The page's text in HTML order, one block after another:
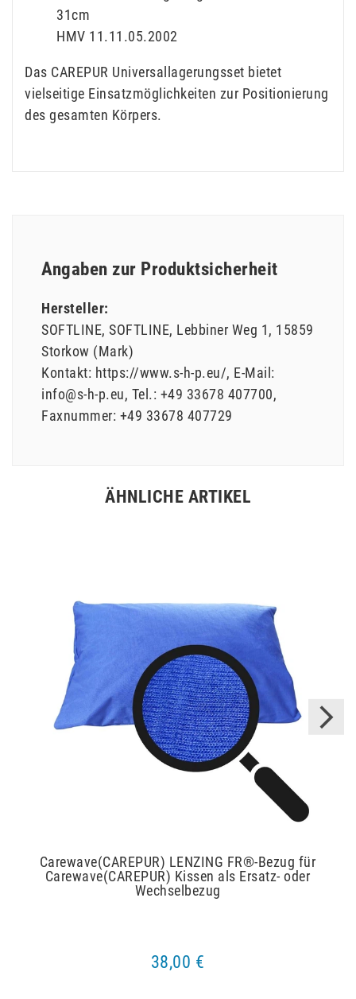
31cm
HMV 11.11.05.2002
Das CAREPUR Universallagerungsset bietet
vielseitige Einsatzmöglichkeiten zur Positionierung
des gesamten Körpers.
Angaben zur Produktsicherheit
Hersteller:
SOFTLINE SOFTLINE Lebbiner Weg 1
15859
Storkow (Mark)
Kontakt: https://www.s-h-p.eu/ E-Mail:
info@s-h-p.eu Tel.: +49 33678 407700
Faxnummer: +49 33678 407729
ÄHNLICHE ARTIKEL
Carewave(CAREPUR) LENZING FR®-Bezug für
Carewave(CAREPUR) Kissen als Ersatz- oder
Wechselbezug
38,00 €